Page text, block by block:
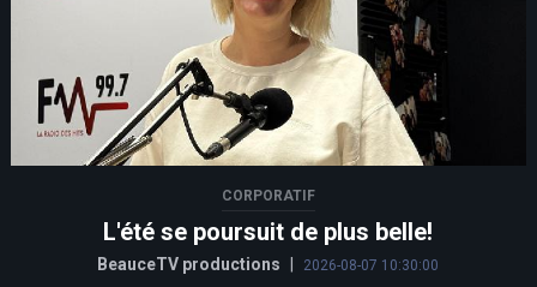
CORPORATIF
L'été se poursuit de plus belle!
BeauceTV productions 2026-08-07 10:30:00